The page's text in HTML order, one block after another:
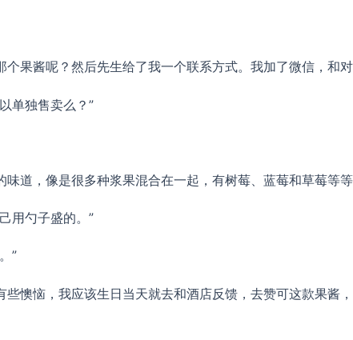
果酱呢？然后先生给了我一个联系方式。我加了微信，和
单独售卖么？”
道，像是很多种浆果混合在一起，有树莓、蓝莓和草莓等
用勺子盛的。”
”
懊恼，我应该生日当天就去和酒店反馈，去赞可这款果酱